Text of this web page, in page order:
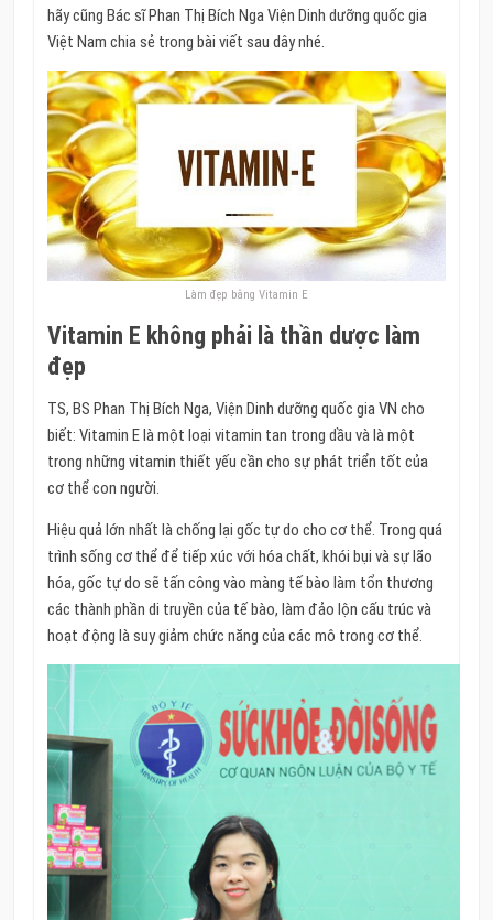
hãy cũng Bác sĩ Phan Thị Bích Nga Viện Dinh dưỡng quốc gia
Việt Nam chia sẻ trong bài viết sau dây nhé.
Làm đẹp bằng Vitamin E
Vitamin E không phải là thần dược làm
đẹp
TS, BS Phan Thị Bích Nga, Viện Dinh dưỡng quốc gia VN cho
biết: Vitamin E là một loại vitamin tan trong dầu và là một
trong những vitamin thiết yếu cần cho sự phát triển tốt của
cơ thể con người.
Hiệu quả lớn nhất là chống lại gốc tự do cho cơ thể. Trong quá
trình sống cơ thể để tiếp xúc với hóa chất, khói bụi và sự lão
hóa, gốc tự do sẽ tấn công vào màng tế bào làm tổn thương
các thành phần di truyền của tế bào, làm đảo lộn cấu trúc và
hoạt động là suy giảm chức năng của các mô trong cơ thể.